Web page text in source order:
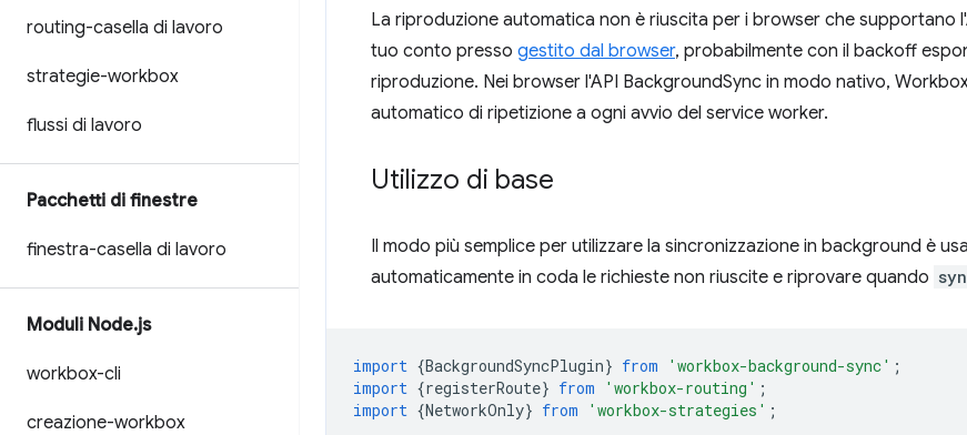
routing-casella di lavoro
strategie-workbox
flussi di lavoro
Pacchetti di finestre
finestra-casella di lavoro
Moduli Node.js
workbox-cli
creazione-workbox
La riproduzione automatica non è riuscita per i browser che supportano
tuo conto presso gestito dal browser, probabilmente con il backoff
riproduzione. Nei browser l'API BackgroundSync in modo nativo,
automatico di ripetizione a ogni avvio del service worker.
Utilizzo di base
Il modo più semplice per utilizzare la sincronizzazione in background è
automaticamente in coda le richieste non riuscite e riprovare quando
import {BackgroundSyncPlugin} from 'workbox-background-sync' ;
import {registerRoute} from 'workbox-routing' ;
import {NetworkOnly} from 'workbox-strategies' ;